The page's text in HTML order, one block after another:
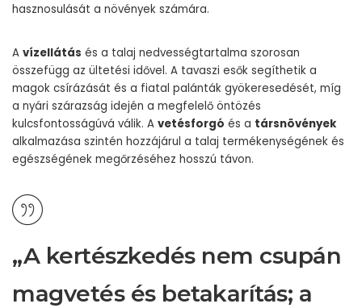
hasznosulását a növények számára.
A vízellátás és a talaj nedvességtartalma szorosan
összefügg az ültetési idővel. A tavaszi esők segíthetik a
magok csírázását és a fiatal palánták gyökeresedését, míg
a nyári szárazság idején a megfelelő öntözés
kulcsfontosságúvá válik. A vetésforgó és a társnövények
alkalmazása szintén hozzájárul a talaj termékenységének és
egészségének megőrzéséhez hosszú távon.
„A kertészkedés nem csupán
magvetés és betakarítás; a